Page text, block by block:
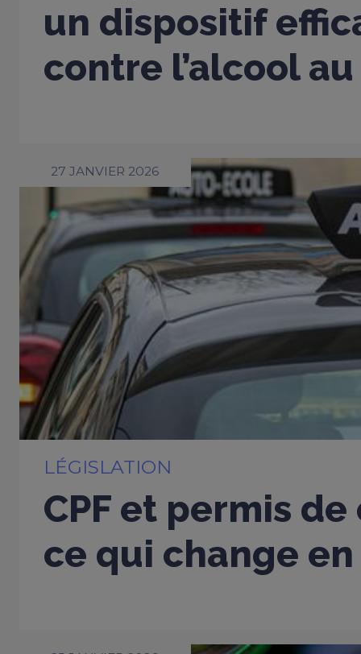
un dispositif
contre l’alcool
27 JANVIER 2026
LÉGISLATION
CPF et permis
ce qui change